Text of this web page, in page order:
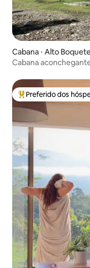
Cabana ⋅ Alto Boquete
Cabana
Entre os melhores
Preferido dos